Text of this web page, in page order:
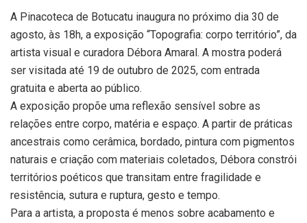
A Pinacoteca de Botucatu inaugura no próximo dia 30 de
agosto, às 18h, a exposição “Topografia: corpo território”, da
artista visual e curadora Débora Amaral. A mostra poderá
ser visitada até 19 de outubro de 2025, com entrada
gratuita e aberta ao público.
A exposição propõe uma reflexão sensível sobre as
relações entre corpo, matéria e espaço. A partir de práticas
ancestrais como cerâmica, bordado, pintura com pigmentos
naturais e criação com materiais coletados, Débora constrói
territórios poéticos que transitam entre fragilidade e
resistência, sutura e ruptura, gesto e tempo.
Para a artista, a proposta é menos sobre acabamento e